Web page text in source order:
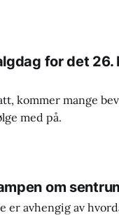
for det 26.
kommer mange
med på.
om
er avhengig av